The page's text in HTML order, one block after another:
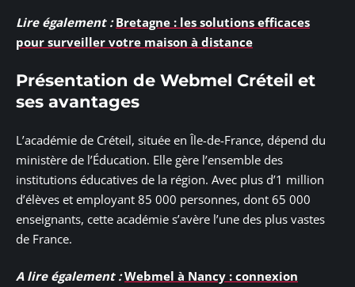
Lire également : Bretagne : les solutions efficaces
pour surveiller votre maison à distance
Présentation de Webmel Créteil et
ses avantages
L’académie de Créteil, située en Île-de-France, dépend du
ministère de l’Éducation. Elle gère l’ensemble des
institutions éducatives de la région. Avec plus d’1 million
d’élèves et employant 85 000 personnes, dont 65 000
enseignants, cette académie s’avère l’une des plus vastes
de France.
A lire également : Webmel à Nancy : connexion